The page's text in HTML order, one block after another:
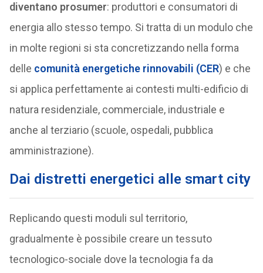
diventano prosumer: produttori e consumatori di
energia allo stesso tempo. Si tratta di un modulo che
in molte regioni si sta concretizzando nella forma
delle comunità energetiche rinnovabili (CER) e che
si applica perfettamente ai contesti multi-edificio di
natura residenziale, commerciale, industriale e
anche al terziario (scuole, ospedali, pubblica
amministrazione).
Dai distretti energetici alle smart city
Replicando questi moduli sul territorio,
gradualmente è possibile creare un tessuto
tecnologico-sociale dove la tecnologia fa da